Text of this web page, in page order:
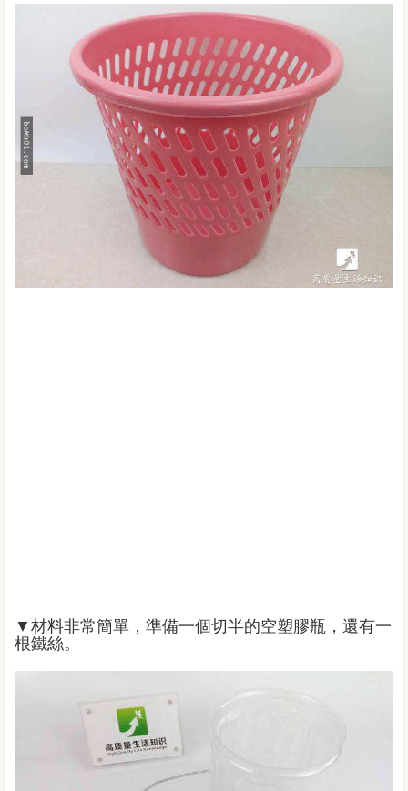
▼材料非常簡單，準備一個切半的空塑膠瓶，還有一
根鐵絲。